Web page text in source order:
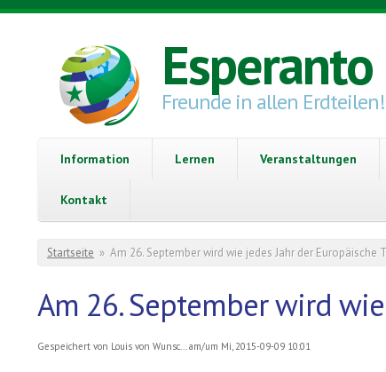
Direkt zum Inhalt
Freunde in allen Erdteilen!
Information Lernen Veranstaltungen
Kontakt
Sie sind hier
Startseite » Am 26. September wird wie jedes Jahr der Europäische
Am 26. September wird
Gespeichert von Louis von Wunsc...am/um Mi, 2015-09-09 10:01